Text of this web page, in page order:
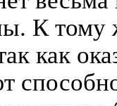
К тому
как